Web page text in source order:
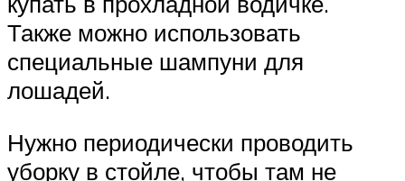
Также можно использовать
специальные шампуни для
лошадей.
Нужно периодически проводить
уборку в стойле, чтобы там не